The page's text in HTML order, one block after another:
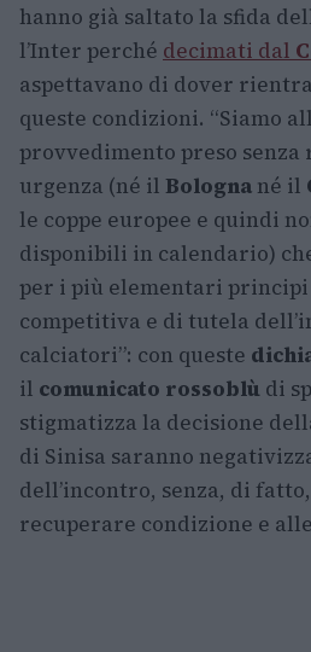
hanno già saltato la sfida
l’Inter perché decimati dal
aspettavano di dover
queste condizioni. “Siamo
provvedimento preso senza
urgenza (né il Bologna né il
le coppe europee e quindi
disponibili in calendario)
per i più elementari
competitiva e di tutela
calciatori”: con queste
il comunicato rossoblù di
stigmatizza la decisione
di Sinisa saranno
dell’incontro, senza, di
recuperare condizione e